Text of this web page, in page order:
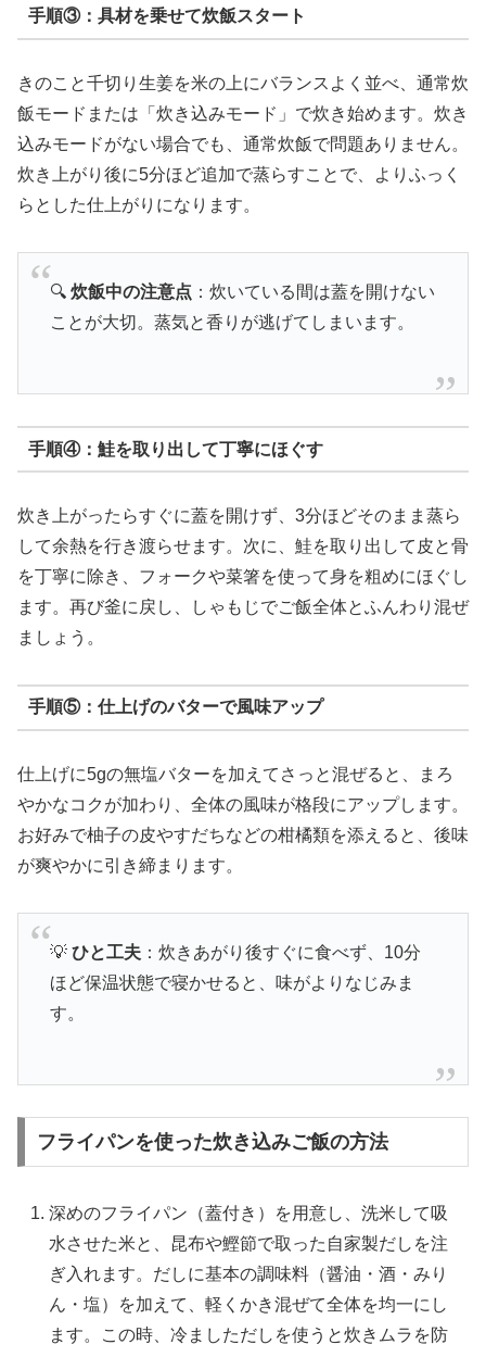
手順③：具材を乗せて炊飯スタート
きのこと千切り生姜を米の上にバランスよく並べ、通常炊
飯モードまたは「炊き込みモード」で炊き始めます。炊き
込みモードがない場合でも、通常炊飯で問題ありません。
炊き上がり後に5分ほど追加で蒸らすことで、よりふっく
らとした仕上がりになります。
🔍 炊飯中の注意点 ：炊いている間は蓋を開けない
ことが大切。蒸気と香りが逃げてしまいます。
手順④：鮭を取り出して丁寧にほぐす
炊き上がったらすぐに蓋を開けず、3分ほどそのまま蒸ら
して余熱を行き渡らせます。次に、鮭を取り出して皮と骨
を丁寧に除き、フォークや菜箸を使って身を粗めにほぐし
ます。再び釜に戻し、しゃもじでご飯全体とふんわり混ぜ
ましょう。
手順⑤：仕上げのバターで風味アップ
仕上げに5gの無塩バターを加えてさっと混ぜると、まろ
やかなコクが加わり、全体の風味が格段にアップします。
お好みで柚子の皮やすだちなどの柑橘類を添えると、後味
が爽やかに引き締まります。
💡 ひと工夫：炊きあがり後すぐに食べず、10分
ほど保温状態で寝かせると、味がよりなじみま
す。
フライパンを使った炊き込みご飯の方法
深めのフライパン（蓋付き）を用意し、洗米して吸
水させた米と、昆布や鰹節で取った自家製だしを注
ぎ入れます。だしに基本の調味料（醤油・酒・みり
ん・塩）を加えて、軽くかき混ぜて全体を均一にし
ます。この時、冷ましただしを使うと炊きムラを防